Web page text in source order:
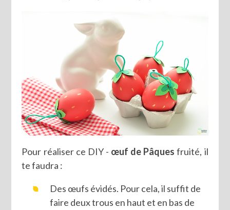
Pour réaliser ce DIY - œuf de Pâques fruité, il
te faudra :
Des œufs évidés. Pour cela, il suffit de
faire deux trous en haut et en bas de